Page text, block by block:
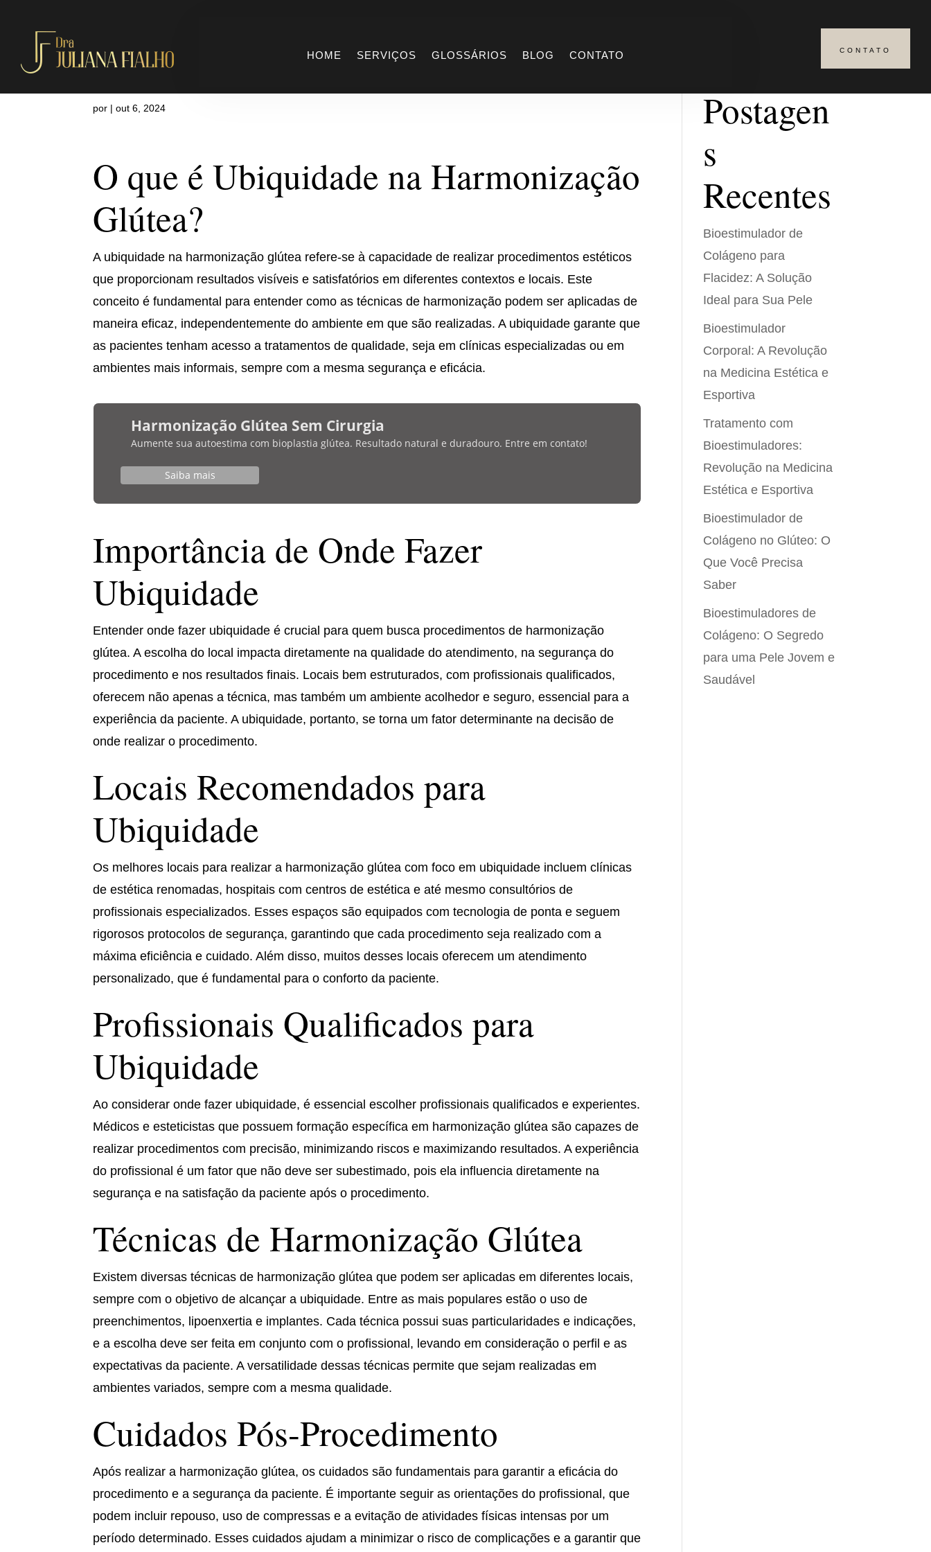
HOME SERVIÇOS GLOSSÁRIOS BLOG CONTATO CONTATO
Onde fazer Ubiquidade
por |out 6, 2024
O que é Ubiquidade na Harmonização
Glútea?
A ubiquidade na harmonização glútea refere-se à capacidade de realizar procedimentos estéticos
que proporcionam resultados visíveis e satisfatórios em diferentes contextos e locais. Este
conceito é fundamental para entender como as técnicas de harmonização podem ser aplicadas de
maneira eficaz, independentemente do ambiente em que são realizadas. A ubiquidade garante que
as pacientes tenham acesso a tratamentos de qualidade, seja em clínicas especializadas ou em
ambientes mais informais, sempre com a mesma segurança e eficácia.
Harmonização Glútea Sem Cirurgia
Aumente sua autoestima com bioplastia glútea. Resultado natural e duradouro. Entre em contato!
Saiba mais
Importância de Onde Fazer
Ubiquidade
Entender onde fazer ubiquidade é crucial para quem busca procedimentos de harmonização
glútea. A escolha do local impacta diretamente na qualidade do atendimento, na segurança do
procedimento e nos resultados finais. Locais bem estruturados, com profissionais qualificados,
oferecem não apenas a técnica, mas também um ambiente acolhedor e seguro, essencial para a
experiência da paciente. A ubiquidade, portanto, se torna um fator determinante na decisão de
onde realizar o procedimento.
Locais Recomendados para
Ubiquidade
Os melhores locais para realizar a harmonização glútea com foco em ubiquidade incluem clínicas
de estética renomadas, hospitais com centros de estética e até mesmo consultórios de
profissionais especializados. Esses espaços são equipados com tecnologia de ponta e seguem
rigorosos protocolos de segurança, garantindo que cada procedimento seja realizado com a
máxima eficiência e cuidado. Além disso, muitos desses locais oferecem um atendimento
personalizado, que é fundamental para o conforto da paciente.
Profissionais Qualificados para
Ubiquidade
Ao considerar onde fazer ubiquidade, é essencial escolher profissionais qualificados e experientes.
Médicos e esteticistas que possuem formação específica em harmonização glútea são capazes de
realizar procedimentos com precisão, minimizando riscos e maximizando resultados. A experiência
do profissional é um fator que não deve ser subestimado, pois ela influencia diretamente na
segurança e na satisfação da paciente após o procedimento.
Técnicas de Harmonização Glútea
Existem diversas técnicas de harmonização glútea que podem ser aplicadas em diferentes locais,
sempre com o objetivo de alcançar a ubiquidade. Entre as mais populares estão o uso de
preenchimentos, lipoenxertia e implantes. Cada técnica possui suas particularidades e indicações,
e a escolha deve ser feita em conjunto com o profissional, levando em consideração o perfil e as
expectativas da paciente. A versatilidade dessas técnicas permite que sejam realizadas em
ambientes variados, sempre com a mesma qualidade.
Cuidados Pós-Procedimento
Após realizar a harmonização glútea, os cuidados são fundamentais para garantir a eficácia do
procedimento e a segurança da paciente. É importante seguir as orientações do profissional, que
podem incluir repouso, uso de compressas e a evitação de atividades físicas intensas por um
período determinado. Esses cuidados ajudam a minimizar o risco de complicações e a garantir que
Postagen
s
Recentes
Bioestimulador de
Colágeno para
Flacidez: A Solução
Ideal para Sua Pele
Bioestimulador
Corporal: A Revolução
na Medicina Estética e
Esportiva
Tratamento com
Bioestimuladores:
Revolução na Medicina
Estética e Esportiva
Bioestimulador de
Colágeno no Glúteo: O
Que Você Precisa
Saber
Bioestimuladores de
Colágeno: O Segredo
para uma Pele Jovem e
Saudável